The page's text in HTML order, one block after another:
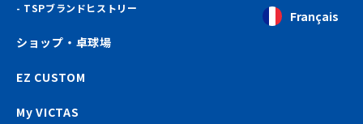
TSPブランドヒストリー
ショップ・卓球場
EZ CUSTOM
My VICTAS
Français